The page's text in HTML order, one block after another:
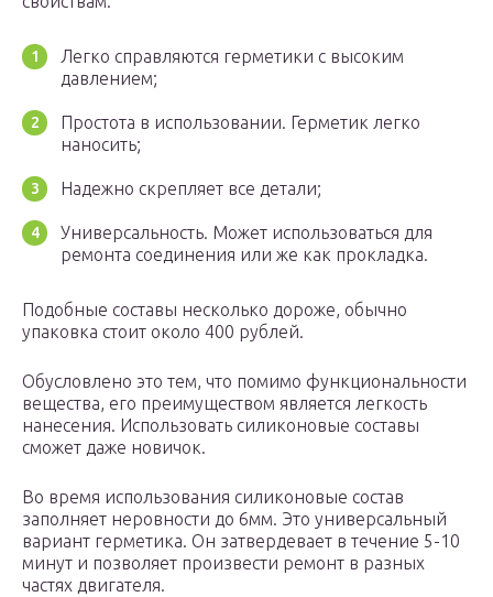
Легко справляются герметики с высоким
давлением;
Простота в использовании. Герметик легко
наносить;
Надежно скрепляет все детали;
Универсальность. Может использоваться для
ремонта соединения или же как прокладка.
Подобные составы несколько дороже, обычно
упаковка стоит около 400 рублей.
Обусловлено это тем, что помимо функциональности
вещества, его преимуществом является легкость
нанесения. Использовать силиконовые составы
сможет даже новичок.
Во время использования силиконовые состав
заполняет неровности до 6мм. Это универсальный
вариант герметика. Он затвердевает в течение 5-10
минут и позволяет произвести ремонт в разных
частях двигателя.